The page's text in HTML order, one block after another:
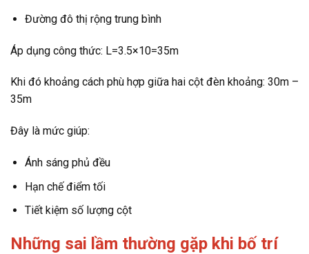
Đường đô thị rộng trung bình
Áp dụng công thức: L=3.5×10=35m
Khi đó khoảng cách phù hợp giữa hai cột đèn khoảng: 30m –
35m
Đây là mức giúp:
Ánh sáng phủ đều
Hạn chế điểm tối
Tiết kiệm số lượng cột
Những sai lầm thường gặp khi bố trí